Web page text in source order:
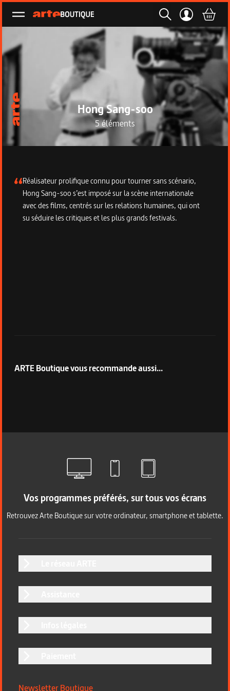
Ouvrir le menu
Hong Sang-soo
5 éléments
Description de la collection
Réalisateur prolifique connu pour tourner sans scénario,
Hong Sang-soo s’est imposé sur la scène internationale
avec des films, centrés sur les relations humaines, qui ont
su séduire les critiques et les plus grands festivals.
ARTE Boutique vous recommande aussi...
Vos programmes préférés, sur tous vos écrans
Retrouvez Arte Boutique sur votre ordinateur, smartphone et tablette.
Newsletter Boutique